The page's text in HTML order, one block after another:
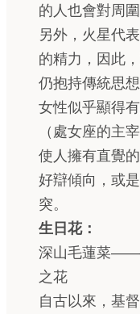
的人也會對周
另外，火星代
的精力，因此
仍抱持傳統思
女性似乎顯得
（處女座的主
使人擁有直覺
好辯傾向，或
突。
生日花：
深山毛蓮菜——
之花
自古以來，基